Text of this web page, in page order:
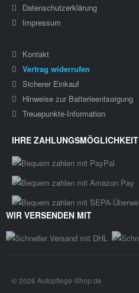
Datenschutzerklärung
Impressum
Kontakt
Vertrag widerrufen
Sicherer Einkauf
Hinweise zur Batterieentsorgung
Treuepunkte-Information
IHRE
WIR VERSENDEN MIT
© 2026 Autopflege-Shop.de